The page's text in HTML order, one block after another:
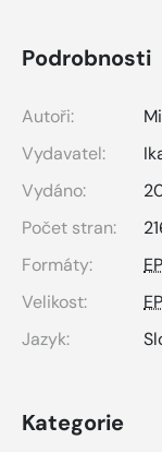
Podrobnosti
Autoři:
Vydavatel:
Vydáno:
Počet stran:
Formáty:
Velikost:
Jazyk:
Kategorie